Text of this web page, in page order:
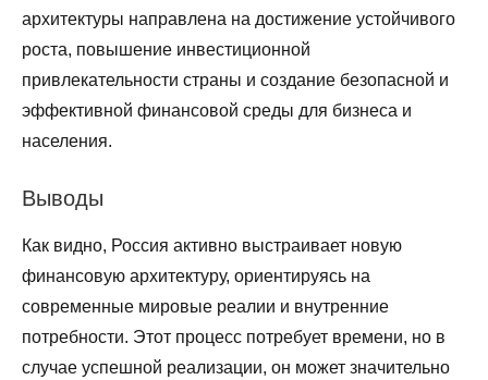
архитектуры направлена на достижение устойчивого
роста, повышение инвестиционной
привлекательности страны и создание безопасной и
эффективной финансовой среды для бизнеса и
населения.
Выводы
Как видно, Россия активно выстраивает новую
финансовую архитектуру, ориентируясь на
современные мировые реалии и внутренние
потребности. Этот процесс потребует времени, но в
случае успешной реализации, он может значительно